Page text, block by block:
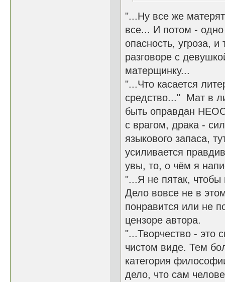
"...Ну все же
все... И потом - одно
опасность, угроза,
разговоре с
матерщинку...
"...Что касается
средство..." Мат в
быть оправдан
с врагом, драка -
языкового запаса,
усиливается
увы, то, о чём я
"...Я не пятак,
Дело вовсе не в
понравится или не
цензоре автора.
"...Творчество - это
чистом виде. Тем
категория
дело, что сам